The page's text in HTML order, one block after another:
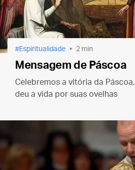
Espiritualidade 2 min
Mensagem de Páscoa
Celebremos a vitória da
deu a vida por suas ovelhas